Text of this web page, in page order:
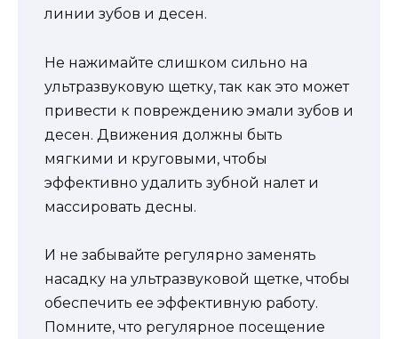
линии зубов и десен.
Не нажимайте слишком сильно на
ультразвуковую щетку, так как это может
привести к повреждению эмали зубов и
десен. Движения должны быть
мягкими и круговыми, чтобы
эффективно удалить зубной налет и
массировать десны.
И не забывайте регулярно заменять
насадку на ультразвуковой щетке, чтобы
обеспечить ее эффективную работу.
Помните, что регулярное посещение